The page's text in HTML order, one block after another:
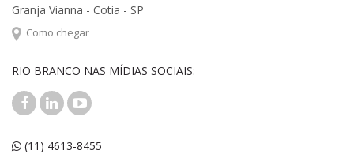
Granja Vianna - Cotia - SP
Como chegar
RIO BRANCO NAS MÍDIAS SOCIAIS:
(11) 4613-8455